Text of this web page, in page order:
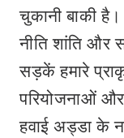
चुकानी बाकी
नीति शांति और
सड़कें हमारे
परियोजनाओं
हवाई अड्डा के